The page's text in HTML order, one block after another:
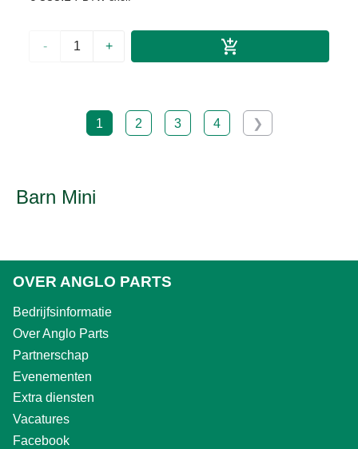
- +
1 2 3 4 ❯
Barn Mini
OVER ANGLO PARTS
Bedrijfsinformatie
Over Anglo Parts
Partnerschap
Evenementen
Extra diensten
Vacatures
Facebook